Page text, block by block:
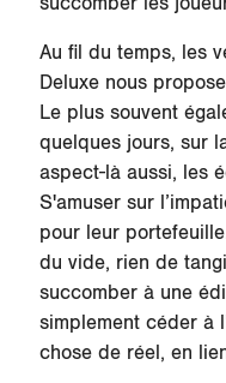
Au fil du temps, les
Deluxe nous
Le plus souvent
quelques jours, sur
aspect-là aussi, les
S'amuser sur
pour leur
du vide, rien de
succomber à une
simplement céder à
chose de réel, en